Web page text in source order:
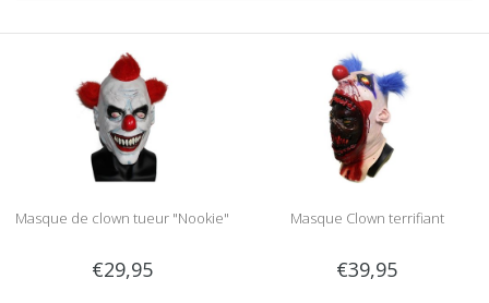
Masque de clown tueur "Nookie"
€29,95
Masque Clown terrifiant
€39,95